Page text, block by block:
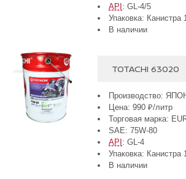
API : GL-4/5
Упаковка: Канистра
В наличии
TOTACHI 63020
Производство:
Цена: 990 ₽/литр
Торговая марка:
SAE: 75W-80
API : GL-4
Упаковка: Канистра
В наличии